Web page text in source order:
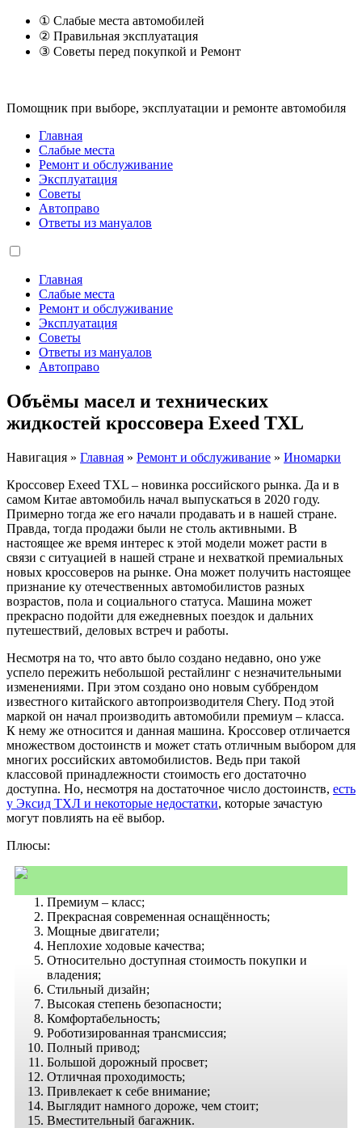
① Слабые места автомобилей
② Правильная эксплуатация
③ Советы перед покупкой и Ремонт
Помощник при выборе, эксплуатации и ремонте автомобиля
Главная
Слабые места
Ремонт и обслуживание
Эксплуатация
Советы
Автоправо
Ответы из мануалов
Главная
Слабые места
Ремонт и обслуживание
Эксплуатация
Советы
Ответы из мануалов
Автоправо
Объёмы масел и технических
жидкостей кроссовера Exeed TXL
Навигация » Главная » Ремонт и обслуживание » Иномарки
Кроссовер Exeed TXL – новинка российского рынка. Да и в
самом Китае автомобиль начал выпускаться в 2020 году.
Примерно тогда же его начали продавать и в нашей стране.
Правда, тогда продажи были не столь активными. В
настоящее же время интерес к этой модели может расти в
связи с ситуацией в нашей стране и нехваткой премиальных
новых кроссоверов на рынке. Она может получить настоящее
признание ку отечественных автомобилистов разных
возрастов, пола и социального статуса. Машина может
прекрасно подойти для ежедневных поездок и дальних
путешествий, деловых встреч и работы.
Несмотря на то, что авто было создано недавно, оно уже
успело пережить небольшой рестайлинг с незначительными
изменениями. При этом создано оно новым суббрендом
известного китайского автопроизводителя Chery. Под этой
маркой он начал производить автомобили премиум – класса.
К нему же относится и данная машина. Кроссовер отличается
множеством достоинств и может стать отличным выбором для
многих российских автомобилистов. Ведь при такой
классовой принадлежности стоимость его достаточно
доступна. Но, несмотря на достаточное число достоинств, есть
у Эксид ТХЛ и некоторые недостатки, которые зачастую
могут повлиять на её выбор.
Плюсы:
Премиум – класс;
Прекрасная современная оснащённость;
Мощные двигатели;
Неплохие ходовые качества;
Относительно доступная стоимость покупки и
владения;
Стильный дизайн;
Высокая степень безопасности;
Комфортабельность;
Роботизированная трансмиссия;
Полный привод;
Большой дорожный просвет;
Отличная проходимость;
Привлекает к себе внимание;
Выглядит намного дороже, чем стоит;
Вместительный багажник.